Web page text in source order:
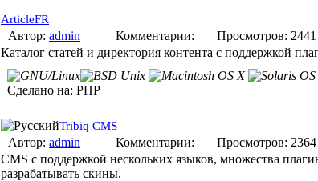
ArticleFR
Автор: admin Комментарии: Просмотров:
Каталог статей и директория контента с поддержкой
Сделано на: PHP
Tribiq CMS
Автор: admin Комментарии: Просмотров:
CMS с поддержкой нескольких языков, множества
разрабатывать скины.